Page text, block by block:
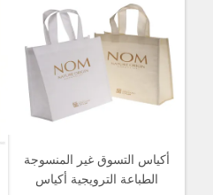
أكياس التسوق غير المنسوجة
الطباعة الترويجية أكياس